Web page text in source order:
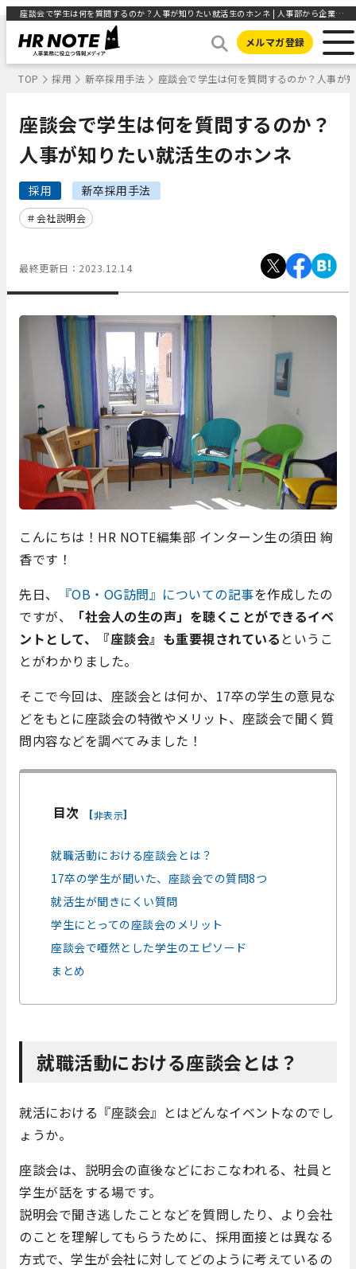
座談会で学生は何を質問するのか？人事が知りたい就活生のホンネ | 人事部から企業成長を応援するメディアHR NOTE
メルマガ登録
TOP 採用 新卒採用手法 座談会で学生は何を質問するのか？人事が
座談会で学生は何を質問するのか？
人事が知りたい就活生のホンネ
採用 新卒採用手法
会社説明会
最終更新日： 2023.12.14
こんにちは！HR NOTE編集部 インターン生の須田 絢
香です！
先日、
『OB・OG訪問』についての記事を作成したの
ですが、
「社会人の生の声」を聴くことができるイベ
ントとして、『座談会』も重要視されている というこ
とがわかりました。
そこで今回は、座談会とは何か、17卒の学生の意見な
どをもとに座談会の特徴やメリット、座談会で聞く質
問内容などを調べてみました！
目次 [非表示]
就職活動における座談会とは？
17卒の学生が聞いた、座談会での質問8つ
就活生が聞きにくい質問
学生にとっての座談会のメリット
座談会で唖然とした学生のエピソード
まとめ
就職活動における座談会とは？
就活における『座談会』とはどんなイベントなのでし
ょうか。
座談会は、説明会の直後などにおこなわれる、社員と
学生が話をする場です。
説明会で聞き逃したことなどを質問したり、より会社
のことを理解してもらうために、採用面接とは異なる
方式で、学生が会社に対してどのように考えているの